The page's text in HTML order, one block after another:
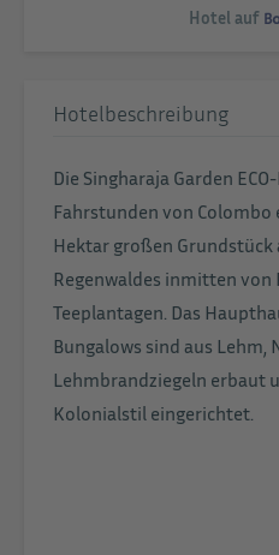
Hotel auf
Hotelbeschreibung
Die Singharaja Garden
Fahrstunden von
Hektar großen Grundstück
Regenwaldes inmitten von
Teeplantagen. Das
Bungalows sind aus Lehm,
Lehmbrandziegeln erbaut
Kolonialstil eingerichtet.